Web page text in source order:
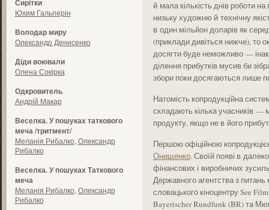
Сирітки
Юхим Гальперін
Володар миру
Олександр Денисенко
Діди воювали
Олена Сокірка
Одкровитель
Андрій Макар
Веселка. У пошуках таткового
меча /тритмент/
Меланія Рибалко Олександр
Рибалко
Веселка. У пошуках Таткового
меча
Меланія Рибалко Олександр
Рибалко
й мала кількість днів роботи
низьку художню й технічну
в один мільйон доларів як
(приклади дивіться нижче), то
досягти буде неможливо —
ділення прибутків мусив би
збори поки досягаються лише
Натомість копродукційна
складають кілька учасників —
продукту, якщо не в його
Першою офіційною
Онищенко. Своїй появі в
фінансових і виробничих
Державного агентства з питань
словацького кіноцентру See
Bayerischer Rundfunk (BR) та